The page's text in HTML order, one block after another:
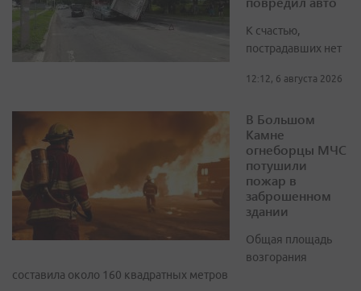
К счастью,
пострадавших нет
12:12, 6 августа 2026
В Большом
Камне
огнеборцы МЧС
потушили
пожар в
заброшенном
здании
Общая площадь
возгорания
составила около 160 квадратных метров